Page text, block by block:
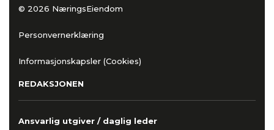
© 2026 NæringsEiendom
Personvernerklæring
Informasjonskapsler (Cookies)
REDAKSJONEN
Ansvarlig utgiver / daglig leder